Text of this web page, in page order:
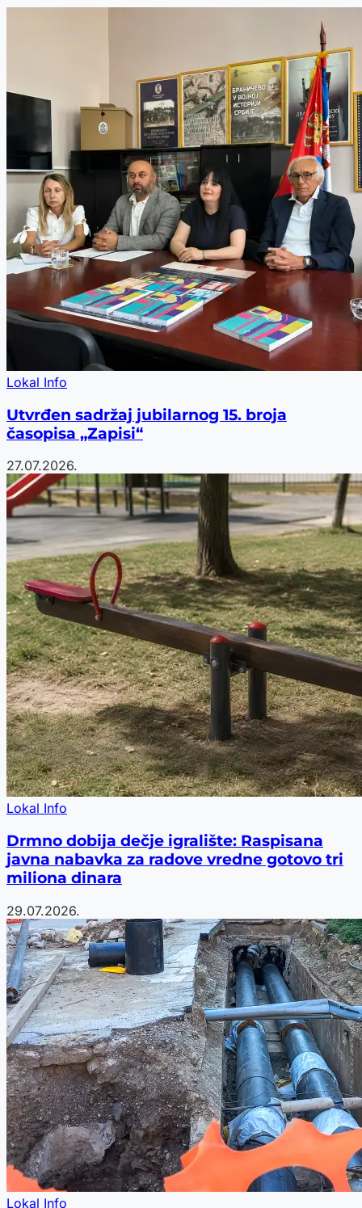
Lokal Info
Utvrđen sadržaj jubilarnog 15. broja
časopisa „Zapisi“
27.07.2026.
Lokal Info
Drmno dobija dečje igralište: Raspisana
javna nabavka za radove vredne gotovo tri
miliona dinara
29.07.2026.
Lokal Info